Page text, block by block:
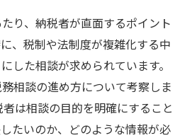
り、納税者が直面するポイント
、税制や法制度が複雑化する中
した相談が求められています。
相談の進め方について考察しま
は相談の目的を明確にすること
たいのか、どのような情報が必